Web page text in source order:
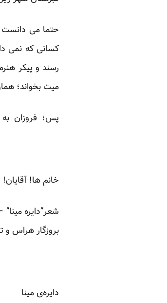
حتما می دانست
کسانی که نمی
رسند و پیکر
میت بخواند؛
پس؛ فروزان به
خانم ها! آقایان!
شعر”دایره
بروزگار هراس و
دایره‌ی مینا